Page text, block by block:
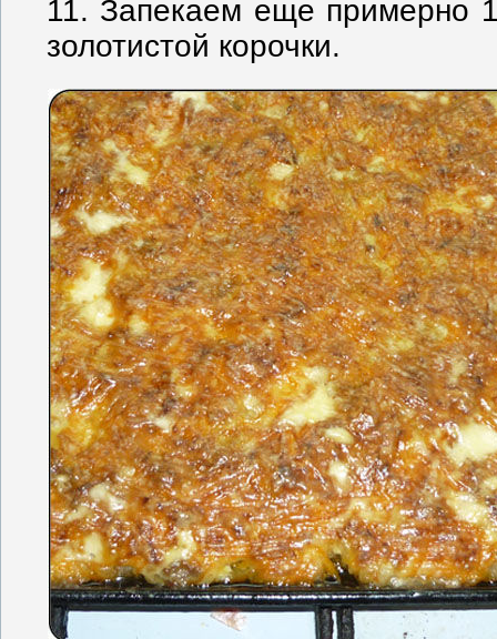
11. Запекаем еще примерно
золотистой корочки.